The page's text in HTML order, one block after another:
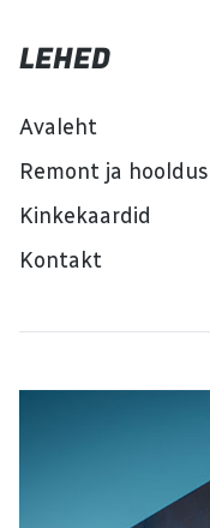
LEHED
Avaleht
Remont ja hooldus
Kinkekaardid
Kontakt